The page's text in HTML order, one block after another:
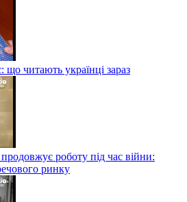
що читають українці зараз
роботу під час війни:
ринку